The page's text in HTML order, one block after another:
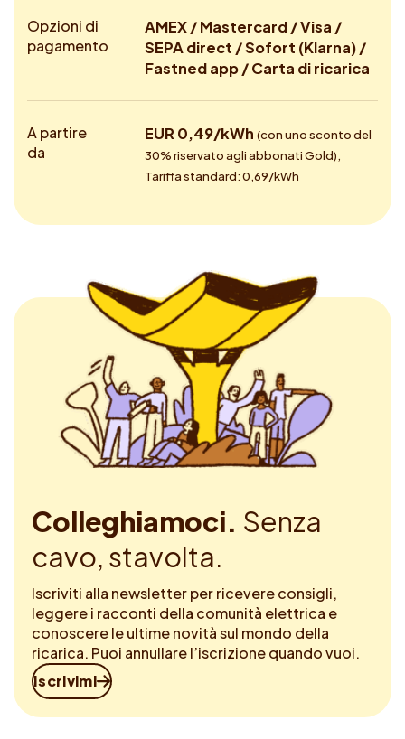
Opzioni di
pagamento
AMEX / Mastercard / Visa /
SEPA direct / Sofort (Klarna) /
Fastned app / Carta di ricarica
A partire
da
EUR 0,49/kWh (con uno sconto del
30% riservato agli abbonati Gold),
Tariffa standard: 0,69/kWh
Colleghiamoci. Senza
cavo, stavolta.
Iscriviti alla newsletter per ricevere consigli,
leggere i racconti della comunità elettrica e
conoscere le ultime novità sul mondo della
ricarica. Puoi annullare l’iscrizione quando vuoi.
Iscrivimi